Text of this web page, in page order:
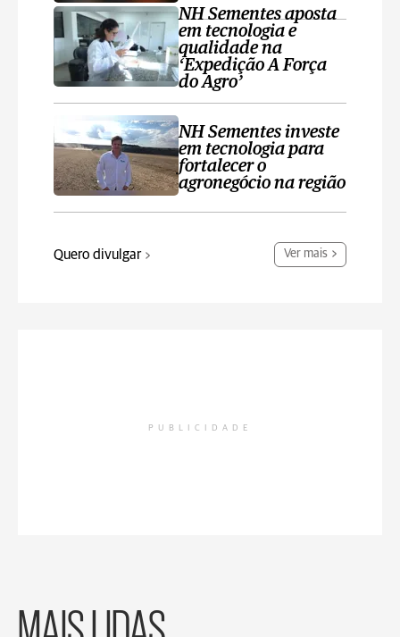
NH Sementes aposta
em tecnologia e
qualidade na
‘Expedição A Força
do Agro’
NH Sementes investe
em tecnologia para
fortalecer o
agronegócio na região
Quero divulgar Ver mais
PUBLICIDADE
MAIS LIDAS